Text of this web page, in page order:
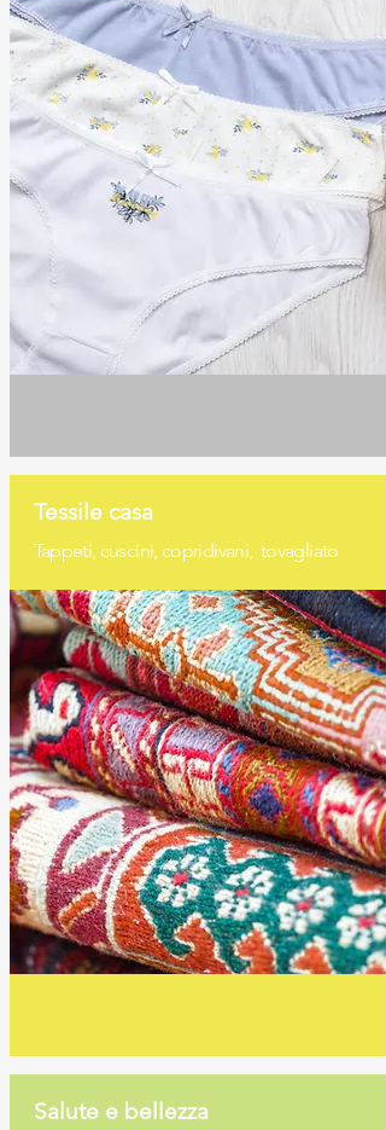
Tessile casa
Tappeti, cuscini, copridivani,tovagliato
Salute e bellezza